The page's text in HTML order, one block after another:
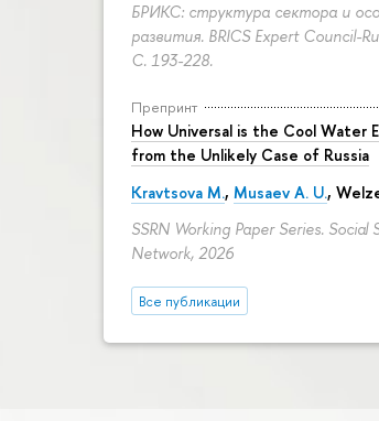
БРИКС: структура сектора и
развития. BRICS Expert Council-
С. 193-228.
Препринт
How Universal is the Cool Water
from the Unlikely Case of Russia
Kravtsova M., Musaev A. U.,
SSRN Working Paper Series. Social
Network, 2026
Все публикации